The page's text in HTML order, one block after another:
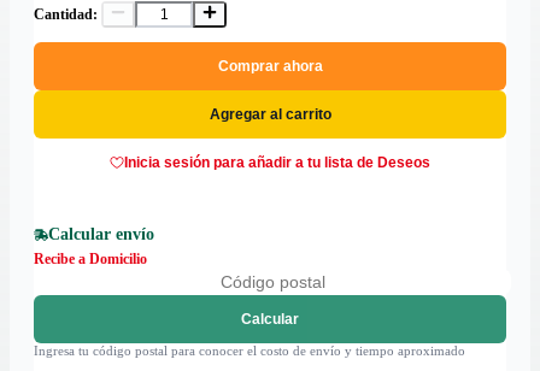
Cantidad:
Comprar ahora
Agregar al carrito
Inicia sesión para añadir a tu lista de Deseos
Calcular envío
Recibe a Domicilio
Calcular
Ingresa tu código postal para conocer el costo de envío y tiempo aproximado